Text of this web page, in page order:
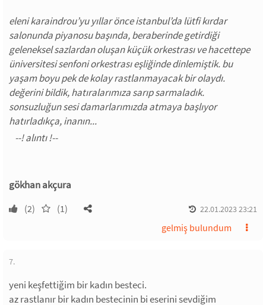
eleni karaindrou’yu yıllar önce istanbul’da lütfi kırdar
salonunda piyanosu başında, beraberinde getirdiği
geleneksel sazlardan oluşan küçük orkestrası ve hacettepe
üniversitesi senfoni orkestrası eşliğinde dinlemiştik. bu
yaşam boyu pek de kolay rastlanmayacak bir olaydı.
değerini bildik, hatıralarımıza sarıp sarmaladık.
sonsuzluğun sesi damarlarımızda atmaya başlıyor
hatırladıkça, inanın...
gökhan akçura
(2) (1) 22.01.2023 23:21
gelmiş bulundum
7.
yeni keşfettiğim bir kadın besteci.
az rastlanır bir kadın bestecinin bi eserini sevdiğim